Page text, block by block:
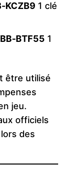
1 clé
1
être utilisé
jeu.
officiels
des